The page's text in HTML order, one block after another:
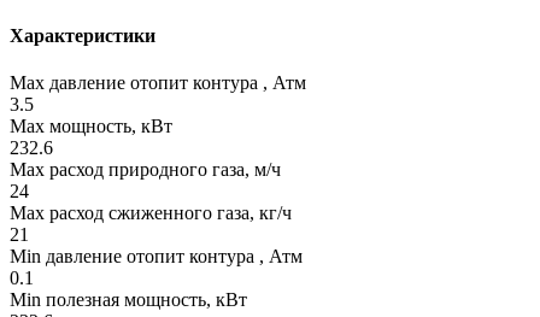
Характеристики
Max давление отопит контура , Атм
3.5
Max мощность, кВт
232.6
Max расход природного газа, м/ч
24
Max расход сжиженного газа, кг/ч
21
Min давление отопит контура , Атм
0.1
Min полезная мощность, кВт